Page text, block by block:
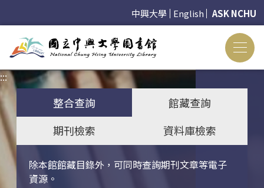
中興大學 English ASK NCHU
:::
整合查詢
館藏查詢
期刊檢索
資料庫檢索
除本館館藏目錄外，可同時查詢期刊文章等電子
資源。
關鍵字搜尋